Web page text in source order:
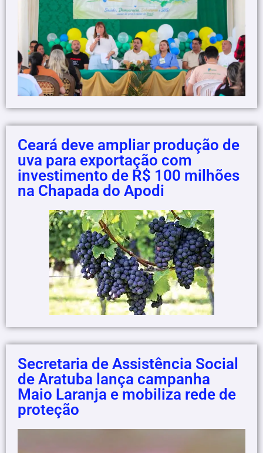
Ceará deve ampliar produção de
uva para exportação com
investimento de R$ 100 milhões
na Chapada do Apodi
Secretaria de Assistência Social
de Aratuba lança campanha
Maio Laranja e mobiliza rede de
proteção